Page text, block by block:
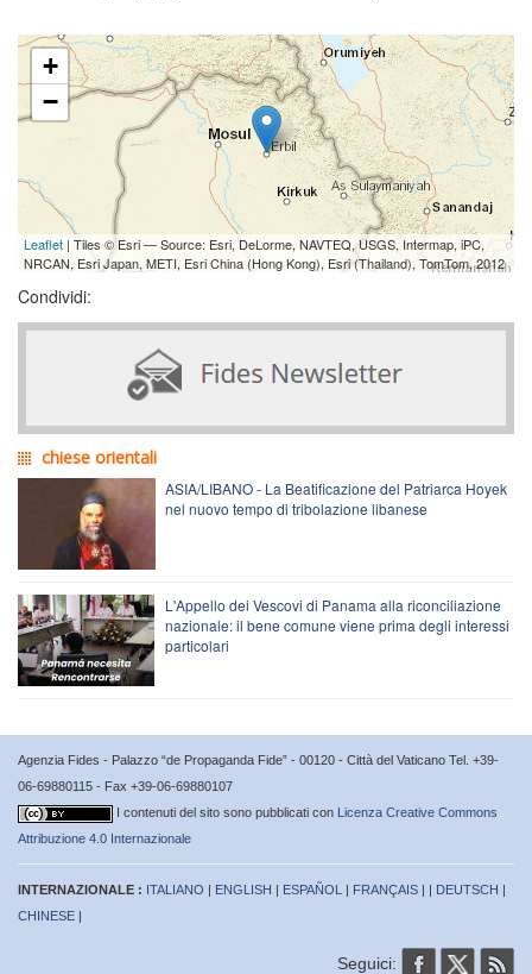
+
−
Leaflet | Tiles © Esri — Source: Esri, DeLorme, NAVTEQ, USGS, Intermap, iPC,
NRCAN, Esri Japan, METI, Esri China (Hong Kong), Esri (Thailand), TomTom, 2012
Condividi:
chiese orientali
ASIA/LIBANO - La Beatificazione del Patriarca Hoyek
nel nuovo tempo di tribolazione libanese
L'Appello dei Vescovi di Panama alla riconciliazione
nazionale: il bene comune viene prima degli interessi
particolari
Agenzia Fides - Palazzo “de Propaganda Fide” - 00120 - Città del Vaticano Tel. +39-
06-69880115 - Fax +39-06-69880107
I contenuti del sito sono pubblicati con Licenza Creative Commons
Attribuzione 4.0 Internazionale
INTERNAZIONALE : ITALIANO | ENGLISH | ESPAÑOL | FRANÇAIS | | DEUTSCH |
CHINESE |
Seguici: